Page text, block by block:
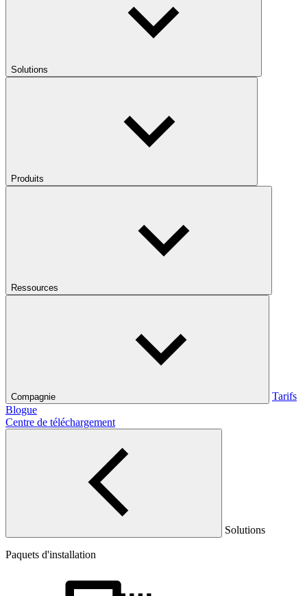
Solutions
Produits
Ressources
Compagnie
Tarifs
Blogue
Centre de téléchargement
Solutions
Paquets d'installation